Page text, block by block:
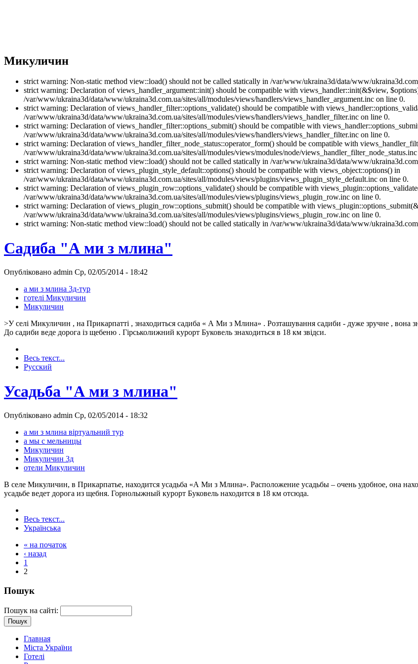
Микуличин
strict warning: Non-static method view::load() should not be called statically in /var/www/ukraina3d/data/www/
strict warning: Declaration of views_handler_argument::init() should be compatible with views_handler::init(&$view,
/var/www/ukraina3d/data/www/ukraina3d.com.ua/sites/all/modules/views/handlers/views_handler_argument.inc on line 0.
strict warning: Declaration of views_handler_filter::options_validate() should be compatible with
/var/www/ukraina3d/data/www/ukraina3d.com.ua/sites/all/modules/views/handlers/views_handler_filter.inc on line 0.
strict warning: Declaration of views_handler_filter::options_submit() should be compatible with
/var/www/ukraina3d/data/www/ukraina3d.com.ua/sites/all/modules/views/handlers/views_handler_filter.inc on line 0.
strict warning: Declaration of views_handler_filter_node_status::operator_form() should be compatible with
/var/www/ukraina3d/data/www/ukraina3d.com.ua/sites/all/modules/views/modules/node/
strict warning: Non-static method view::load() should not be called statically in /var/www/ukraina3d/data/www/
strict warning: Declaration of views_plugin_style_default::options() should be compatible with views_object::options() in
/var/www/ukraina3d/data/www/ukraina3d.com.ua/sites/all/modules/views/plugins/views_plugin_style_default.inc on line 0.
strict warning: Declaration of views_plugin_row::options_validate() should be compatible with
/var/www/ukraina3d/data/www/ukraina3d.com.ua/sites/all/modules/views/plugins/views_plugin_row.inc on line 0.
strict warning: Declaration of views_plugin_row::options_submit() should be compatible with
/var/www/ukraina3d/data/www/ukraina3d.com.ua/sites/all/modules/views/plugins/views_plugin_row.inc on line 0.
strict warning: Non-static method view::load() should not be called statically in /var/www/ukraina3d/data/www/
Садиба "А ми з млина"
Опубліковано admin Ср, 02/05/2014 - 18:42
а ми з млина 3д-тур
готелі Микуличин
Микуличин
>У селі Микуличин , на Прикарпатті , знаходиться садиба « А Ми з Млина» . Розташування садиби - дуже зручне , вона
До садиби веде дорога із щебеню . Гірськолижний курорт Буковель знаходиться в 18 км звідси.
Весь текст...
Русский
Усадьба "А ми з млина"
Опубліковано admin Ср, 02/05/2014 - 18:32
а ми з млина віртуальний тур
а мы с мельницы
Микуличин
Микуличин 3д
отели Микуличин
В селе Микуличин, в Прикарпатье, находится усадьба «А Ми з Млина». Расположение усадьбы – очень удобное, она
усадьбе ведет дорога из щебня. Горнолыжный курорт Буковель находится в 18 км отсюда.
Весь текст...
Українська
« на початок
‹ назад
1
2
Пошук
Пошук на сайті:
Главная
Міста України
Готелі